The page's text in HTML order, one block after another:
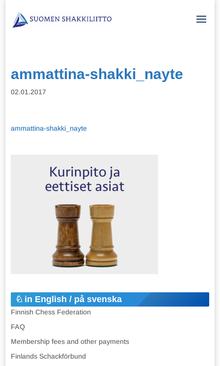
ammattina-shakki_nayte
02.01.2017
ammattina-shakki_nayte
in English / på svenska
Finnish Chess Federation
FAQ
Membership fees and other payments
Finlands Schackförbund